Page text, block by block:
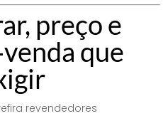
preço e
que
revendedores